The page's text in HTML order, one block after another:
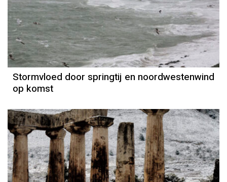
Stormvloed door springtij en noordwestenwind
op komst